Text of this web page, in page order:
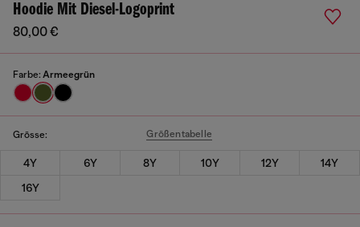
Hoodie Mit Diesel-Logoprint
80,00 €
Farbe: Armeegrün
Grösse: Größentabelle
4Y 6Y 8Y 10Y 12Y
14Y
16Y